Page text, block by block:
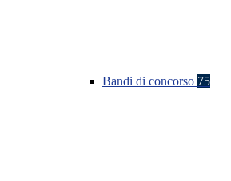
Bandi di concorso 75